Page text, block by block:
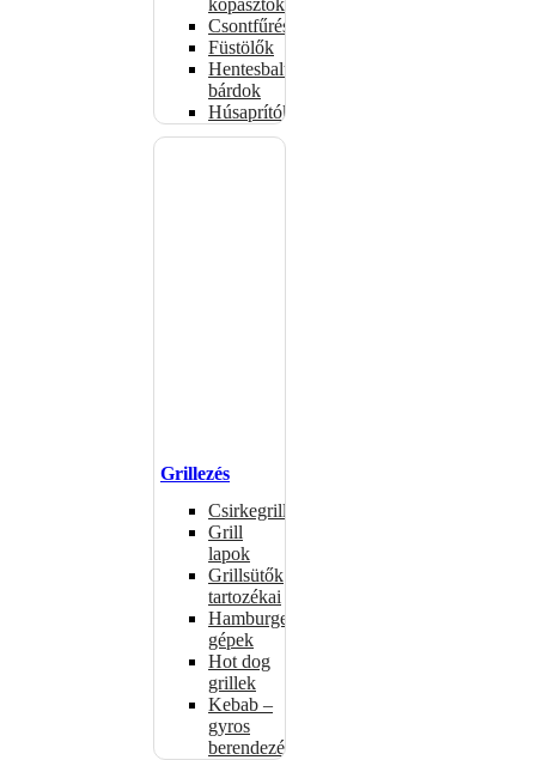
Csontfűrészek
Füstölők
Hentesbalták,
bárdok
Húsaprítók
Grillezés
Csirkegrillek
Grill
lapok
Grillsütők
tartozékai
Hamburgerformázó
gépek
Hot dog
grillek
Kebab –
gyros
berendezés